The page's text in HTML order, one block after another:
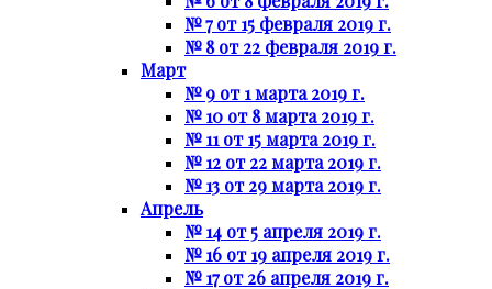
№ 7 от 15 февраля 2019 г.
№ 8 от 22 февраля 2019 г.
Март
№ 9 от 1 марта 2019 г.
№ 10 от 8 марта 2019 г.
№ 11 от 15 марта 2019 г.
№ 12 от 22 марта 2019 г.
№ 13 от 29 марта 2019 г.
Апрель
№ 14 от 5 апреля 2019 г.
№ 16 от 19 апреля 2019 г.
№ 17 от 26 апреля 2019 г.